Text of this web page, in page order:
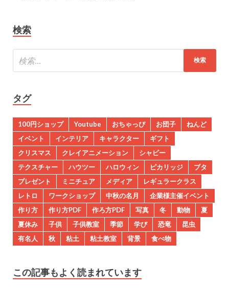
検索
タグ
100円ショップ Youtube おちゃっぴ お団子
ねんど
イベント
インテリア キャラクター
ギフト
クリスマス
クレイアニメーション
シャビー
テクスチャー
ハウツー ハロウィン ピカリッジ
ブタ
プレゼント
ミニチュア メディア
レギュラークラス
レトロ
ワークショップ 中秋の名月
企業様主催イベント
作り方
作り方PDF 作ろ方PDF 写真 冬 動物
夏
夏休み
子供 子供教室 季節 学び 恐竜
昆虫
有名人
秋 粘土 粘土教室 背景 食べ物
この記事もよく読まれています